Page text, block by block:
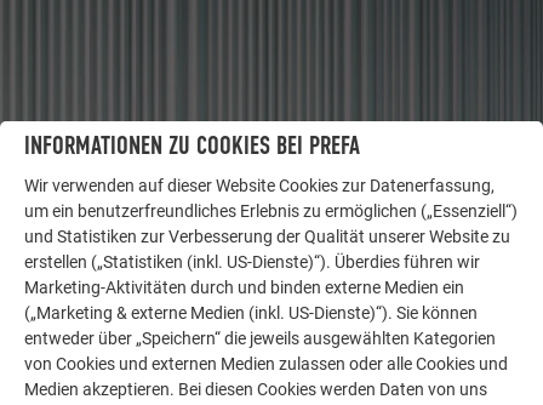
LASSEN SIE SICH INSPIRIEREN
WEITERE OBJEKTE
Die PREFA Referenzgalerie zeigt, wie vielseitig
Aluminium eingesetzt werden kann. Entdecken Sie
INFORMATIONEN ZU COOKIES BEI PREFA
Wir verwenden auf dieser Website Cookies zur Datenerfassung,
um ein benutzerfreundliches Erlebnis zu ermöglichen („Essenziell“)
und Statistiken zur Verbesserung der Qualität unserer Website zu
erstellen („Statistiken (inkl. US-Dienste)“). Überdies führen wir
Marketing-Aktivitäten durch und binden externe Medien ein
(„Marketing & externe Medien (inkl. US-Dienste)“). Sie können
entweder über „Speichern“ die jeweils ausgewählten Kategorien
von Cookies und externen Medien zulassen oder alle Cookies und
Medien akzeptieren. Bei diesen Cookies werden Daten von uns